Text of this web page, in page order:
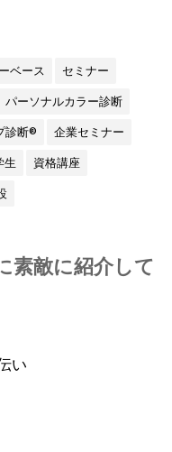
ベース
セミナー
パーソナルカラー診断
診断®
企業セミナー
生
資格講座
素敵に紹介して
い